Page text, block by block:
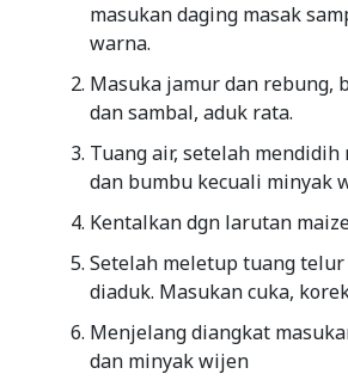
masukan daging masak
warna.
Masuka jamur dan rebung,
dan sambal, aduk rata.
Tuang air, setelah
dan bumbu kecuali minyak
Kentalkan dgn larutan
Setelah meletup tuang
diaduk. Masukan cuka,
Menjelang diangkat
dan minyak wijen